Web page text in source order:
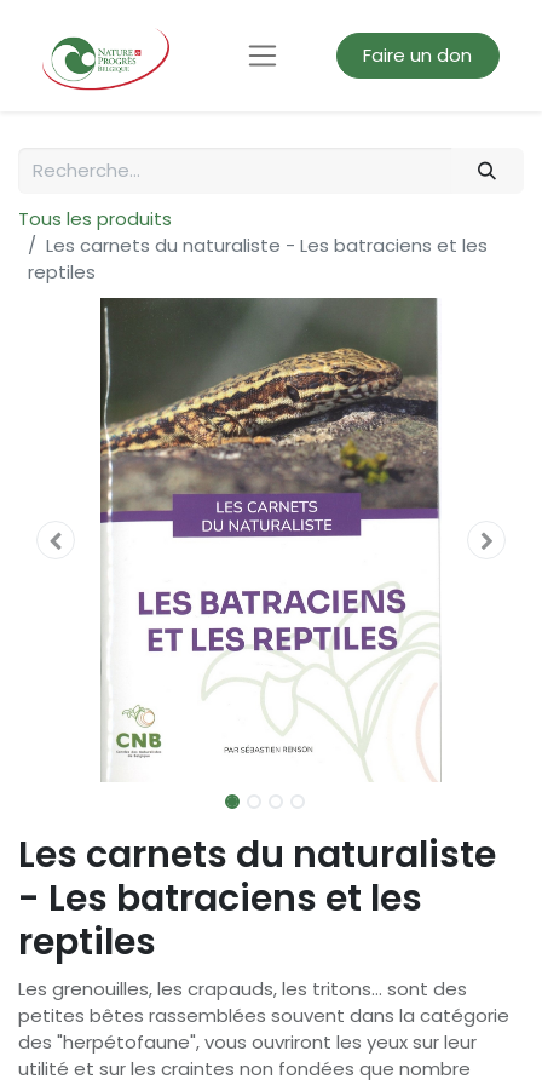
Faire un don
Tous les produits
Les carnets du naturaliste - Les batraciens et les
reptiles
Les carnets du naturaliste
- Les batraciens et les
reptiles
Les grenouilles, les crapauds, les tritons... sont des
petites bêtes rassemblées souvent dans la catégorie
des "herpétofaune", vous ouvriront les yeux sur leur
utilité et sur les craintes non fondées que nombre